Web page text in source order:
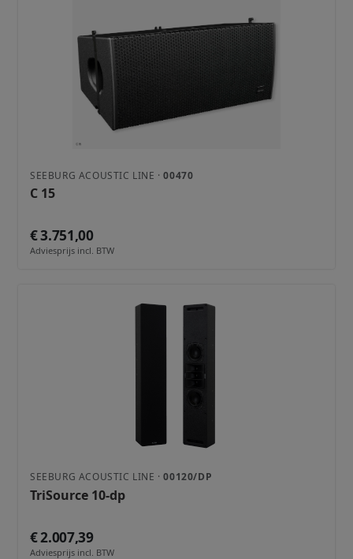
SEEBURG ACOUSTIC LINE ·00470
C 15
€ 3.751,00
Adviesprijs incl. BTW
SEEBURG ACOUSTIC LINE ·00120/DP
TriSource 10-dp
€ 2.007,39
Adviesprijs incl. BTW